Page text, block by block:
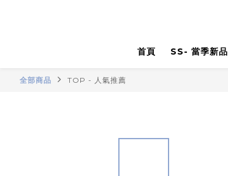
首頁 SS- 當季新品
全部商品 TOP - 人氣推薦